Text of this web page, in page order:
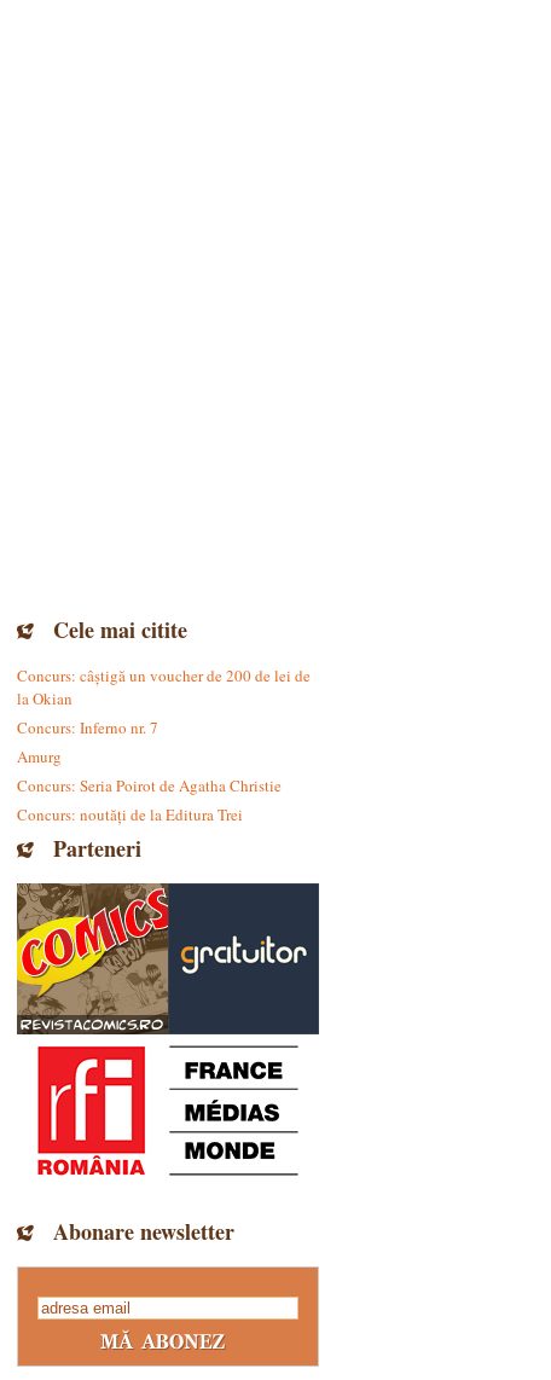
Cele mai citite
Concurs: câștigă un voucher de 200 de lei de
la Okian
Concurs: Inferno nr. 7
Amurg
Concurs: Seria Poirot de Agatha Christie
Concurs: noutăți de la Editura Trei
Parteneri
Abonare newsletter